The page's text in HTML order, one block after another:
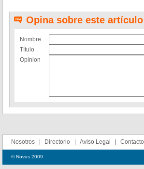
Opina sobre este artículo
Nombre
Título
Opinion
Nosotros Directorio Aviso Legal Contacto
© Novus 2009